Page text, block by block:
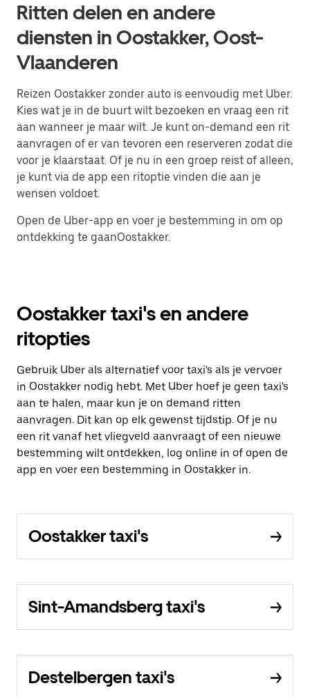
Ritten delen en andere
diensten in Oostakker, Oost-
Vlaanderen
Reizen Oostakker zonder auto is eenvoudig met Uber.
Kies wat je in de buurt wilt bezoeken en vraag een rit
aan wanneer je maar wilt. Je kunt on-demand een rit
aanvragen of er van tevoren een reserveren zodat die
voor je klaarstaat. Of je nu in een groep reist of alleen,
je kunt via de app een ritoptie vinden die aan je
wensen voldoet.
Open de Uber-app en voer je bestemming in om op
ontdekking te gaanOostakker.
Oostakker taxi's en andere
ritopties
Gebruik Uber als alternatief voor taxi's als je vervoer
in Oostakker nodig hebt. Met Uber hoef je geen taxi's
aan te halen, maar kun je on demand ritten
aanvragen. Dit kan op elk gewenst tijdstip. Of je nu
een rit vanaf het vliegveld aanvraagt of een nieuwe
bestemming wilt ontdekken, log online in of open de
app en voer een bestemming in Oostakker in.
Oostakker taxi's
Sint-Amandsberg taxi's
Destelbergen taxi's